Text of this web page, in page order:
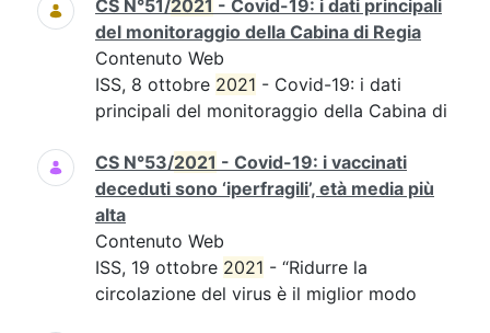
CS N°51/2021 - Covid-19: i dati principali
del monitoraggio della Cabina di Regia
Contenuto Web
ISS, 8 ottobre 2021 - Covid-19: i dati
principali del monitoraggio della Cabina di
CS N°53/2021 - Covid-19: i vaccinati
deceduti sono ‘iperfragili’, età media più
alta
Contenuto Web
ISS, 19 ottobre 2021 - “Ridurre la
circolazione del virus è il miglior modo